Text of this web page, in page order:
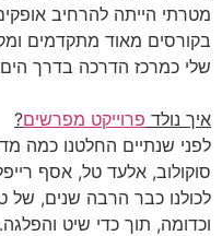
מטרתי הייתה להרחיב
בקורסים מאוד מתקדמים
שלי כמרכז הדרכה בדרך
איך נולד פרוייקט מפרשים?
לפני שנתיים החלטנו כמה
סוקולוב, אלעד טל, אסף
לכולנו כבר הרבה שנים, של
וכדומה, תוך כדי שיט